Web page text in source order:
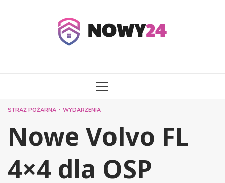
MENU
STRAŻ POŻARNA WYDARZENIA
Nowe Volvo FL
4×4 dla OSP